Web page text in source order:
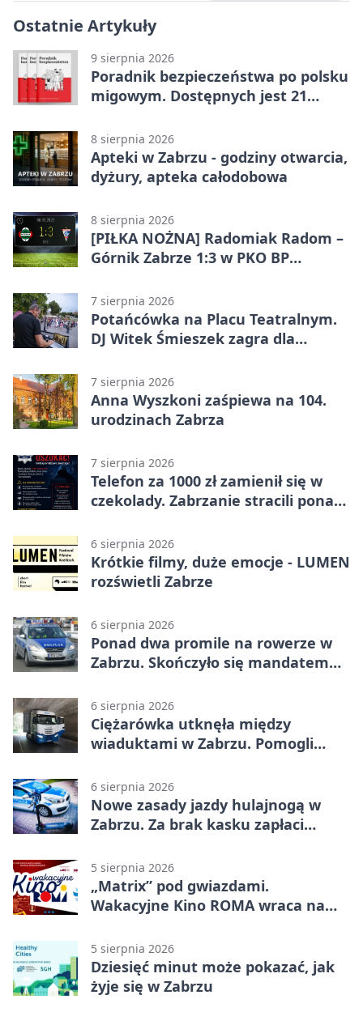
Ostatnie Artykuły
9 sierpnia 2026
Poradnik bezpieczeństwa po polsku
migowym. Dostępnych jest 21
8 sierpnia 2026
Apteki w Zabrzu - godziny otwarcia,
dyżury, apteka całodobowa
8 sierpnia 2026
[PIŁKA NOŻNA] Radomiak Radom –
Górnik Zabrze 1:3 w PKO BP
Federico dał zabrzanom zwycięstwo
7 sierpnia 2026
Potańcówka na Placu Teatralnym.
DJ Witek Śmieszek zagra dla
7 sierpnia 2026
Anna Wyszkoni zaśpiewa na 104.
urodzinach Zabrza
7 sierpnia 2026
Telefon za 1000 zł zamienił się w
czekolady. Zabrzanie stracili ponad
6 sierpnia 2026
Krótkie filmy, duże emocje - LUMEN
rozświetli Zabrze
6 sierpnia 2026
Ponad dwa promile na rowerze w
Zabrzu. Skończyło się mandatem
6 sierpnia 2026
Ciężarówka utknęła między
wiaduktami w Zabrzu. Pomogli
6 sierpnia 2026
Nowe zasady jazdy hulajnogą w
Zabrzu. Za brak kasku zapłaci
5 sierpnia 2026
„Matrix” pod gwiazdami.
Wakacyjne Kino ROMA wraca na
5 sierpnia 2026
Dziesięć minut może pokazać, jak
żyje się w Zabrzu